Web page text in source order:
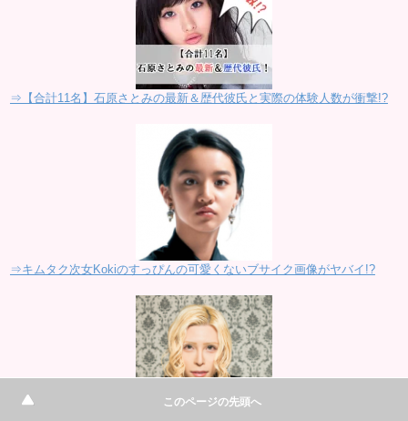
⇒【合計11名】石原さとみの最新＆歴代彼氏と実際の体験人数が衝撃!?
⇒キムタク次女Kokiのすっぴんの可愛くないブサイク画像がヤバイ!?
このページの先頭へ